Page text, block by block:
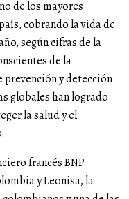
de los mayores
cobrando la vida de
según cifras de la
de la
y detección
globales han logrado
la salud y el
francés BNP
y Leonisa, la